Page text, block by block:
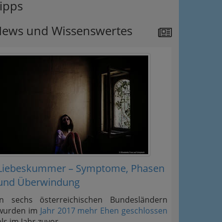
und Wissenswertes
– Symptome, Phasen
Überwindung
sechs österreichischen Bundesländern
im Jahr 2017 mehr Ehen geschlossen